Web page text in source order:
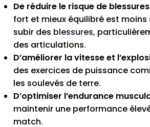
De réduire le risque de blessures
fort et mieux équilibré est
subir des blessures,
des articulations.
D’améliorer la vitesse et
des exercices de puissance
les soulevés de terre.
D’optimiser l’endurance
maintenir une performance
match.